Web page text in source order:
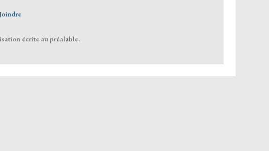
écrite au préalable.